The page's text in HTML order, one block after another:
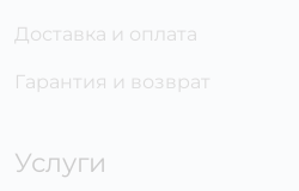
Доставка и оплата
Гарантия и возврат
Услуги